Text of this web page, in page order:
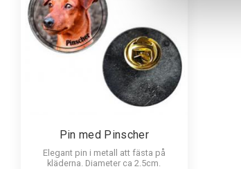
Pin med Pinscher
Elegant pin i metall att fästa på
kläderna. Diameter ca 2.5cm.